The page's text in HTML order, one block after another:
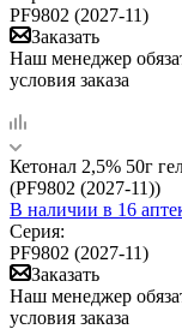
PF9802 (2027-11)
Заказать
Наш менеджер
условия заказа
Кетонал 2,5% 50г
(PF9802 (2027-11))
В наличии в 16
Серия:
PF9802 (2027-11)
Заказать
Наш менеджер
условия заказа